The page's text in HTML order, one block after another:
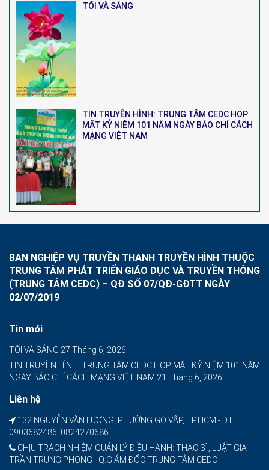
TỐI VÀ SÁNG
TIN TRUYỀN HÌNH: TRUNG TÂM CEDC HỌP
MẶT KỶ NIỆM 101 NĂM NGÀY BÁO CHÍ CÁCH
MẠNG VIỆT NAM
BAN NGHIỆP VỤ TRUYỀN THANH TRUYỀN HÌNH THUỘC
TRUNG TÂM PHÁT TRIỂN GIÁO DỤC VÀ TRUYỀN THÔNG
(TRUNG TÂM CEDC) – QĐ SỐ 07/QĐ-GĐTT NGÀY
02/07/2019
Tin mới
TỐI VÀ SÁNG 27 Tháng 6, 2026
TIN TRUYỀN HÌNH: TRUNG TÂM CEDC HỌP MẶT KỶ NIỆM 101 NĂM
NGÀY BÁO CHÍ CÁCH MẠNG VIỆT NAM 21 Tháng 6, 2026
Liên hệ
132 NGUYỄN VĂN LƯỢNG, PHƯỜNG GÒ VẤP, TP.HCM - ĐT:
0903682486; 0824270686
CHỊU TRÁCH NHIỆM QUẢN LÝ ĐIỀU HÀNH: THẠC SĨ, LUẬT GIA
TRẦN TRUNG PHONG - Q.GIÁM ĐỐC TRUNG TÂM CEDC